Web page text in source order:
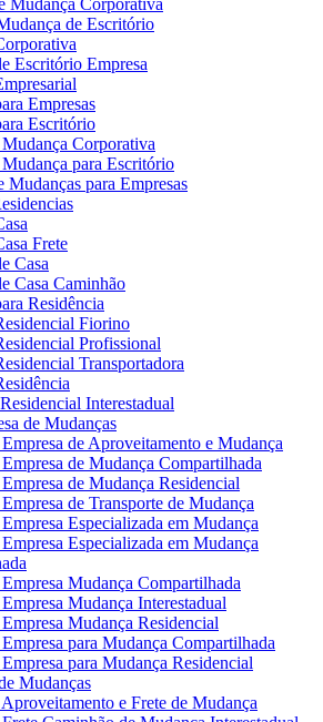
Mudança Corporativa
de Escritório
Escritório Empresa
Empresas
Escritório
Corporativa
para Escritório
Mudanças para Empresas
Frete
Casa
Casa Caminhão
Residência
Fiorino
Profissional
Transportadora
Interestadual
de Mudanças
de Aproveitamento e Mudança
de Mudança Compartilhada
de Mudança Residencial
de Transporte de Mudança
Especializada em Mudança
Especializada em Mudança
Mudança Compartilhada
Mudança Interestadual
Mudança Residencial
para Mudança Compartilhada
para Mudança Residencial
Mudanças
e Frete de Mudança